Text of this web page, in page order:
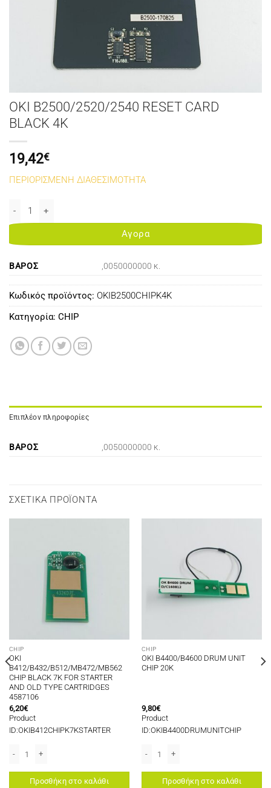
OKI B2500/2520/2540 RESET CARD
BLACK 4K
19,42€
ΠΕΡΙΟΡΙΣΜΕΝΗ ΔΙΑΘΕΣΙΜΟΤΗΤΑ
OKI B2500/2520/2540 RESET CARD BLACK 4K ποσότητα
Αγορα
ΒΆΡΟΣ ,0050000000 κ.
Κωδικός προϊόντος: OKIB2500CHIPK4K
Κατηγορία: CHIP
Επιπλέον πληροφορίες
ΒΆΡΟΣ ,0050000000 κ.
ΣΧΕΤΙΚΆ ΠΡΟΪΌΝΤΑ
CHIP
OKI
B412/B432/B512/MB472/MB562
CHIP BLACK 7K FOR STARTER
AND OLD TYPE CARTRIDGES
4587106
6,20€
Product
ID:OKIB412CHIPK7KSTARTER
Προσθήκη στο καλάθι
CHIP
OKI B4400/B4600 DRUM UNIT
CHIP 20K
9,80€
Product
ID:OKIB4400DRUMUNITCHIP
Προσθήκη στο καλάθι